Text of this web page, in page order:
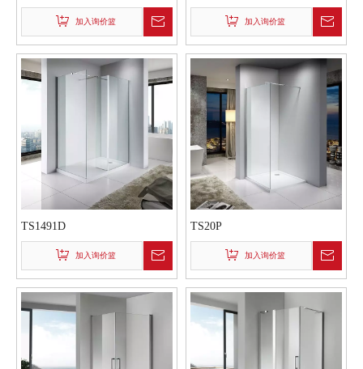
加入询价篮 加入询价篮
TS1491D
加入询价篮
TS20P
加入询价篮